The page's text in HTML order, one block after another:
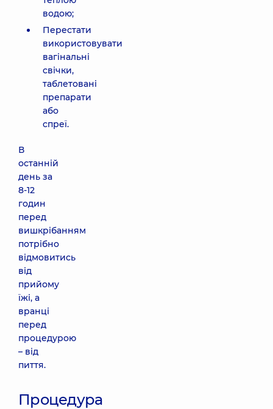
водою;
Перестати
використовувати
вагінальні
свічки,
таблетовані
препарати
або
спреї.
В
останній
день за
8-12
годин
перед
вишкрібанням
потрібно
відмовитись
від
прийому
їжі, а
вранці
перед
процедурою
– від
пиття.
Процедура